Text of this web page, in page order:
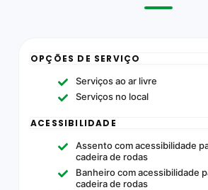
OPÇÕES DE SERVIÇO
Serviços ao ar livre
Serviços no local
ACESSIBILIDADE
Assento com acessibilidade
cadeira de rodas
Banheiro com acessibilidade
cadeira de rodas